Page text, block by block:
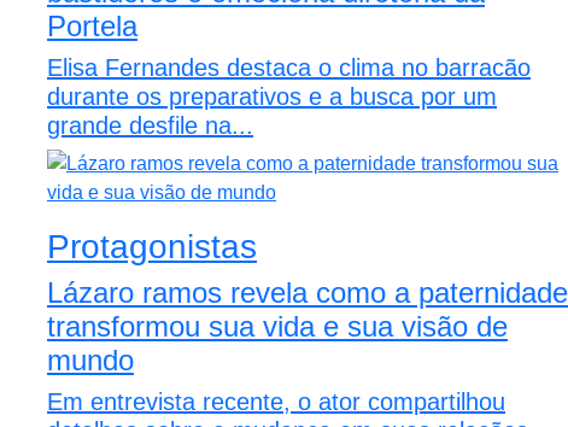
Portela
Elisa Fernandes destaca o clima no barracão
durante os preparativos e a busca por um
grande desfile na...
Protagonistas
Lázaro ramos revela como a paternidade
transformou sua vida e sua visão de
mundo
Em entrevista recente, o ator compartilhou